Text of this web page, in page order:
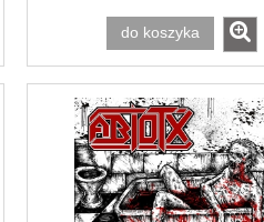
ULCER - Dead Souls Cathedral
do koszyka